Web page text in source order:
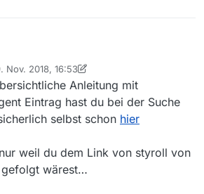
noch nicht. Gibt es den ‘Text’ im
wo man es kopieren kann, denn vom
ist sehr mühsam.
Nov. 2018, 16:53
von Cloud911. Sept. 2018, 18:01
Anleitung mit
Eintrag hast du bei der Suche
selbst schon hier
weil du dem Link von styroll von
gefolgt wärest…